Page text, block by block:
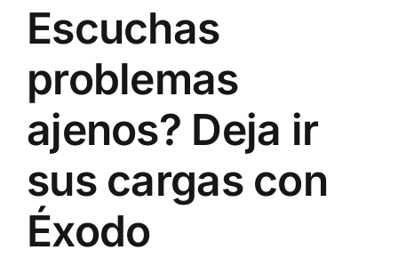
Escuchas
problemas
ajenos? Deja ir
sus cargas con
Éxodo